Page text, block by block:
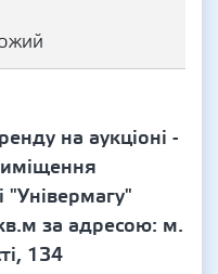
на аукціоні -
"Універмагу"
за адресою: м.
134